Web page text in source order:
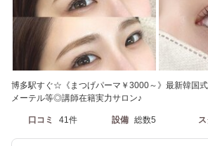
博多駅すぐ☆《まつげパーマ￥3000～》最新韓国
メーテル等◎講師在籍実力サロン♪
口コミ 41件 設備 総数5